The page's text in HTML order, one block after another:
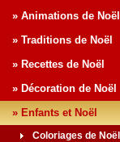
» Animations de Noël
» Traditions de Noël
» Recettes de Noël
» Décoration de Noël
» Enfants et Noël
Coloriages de Noël